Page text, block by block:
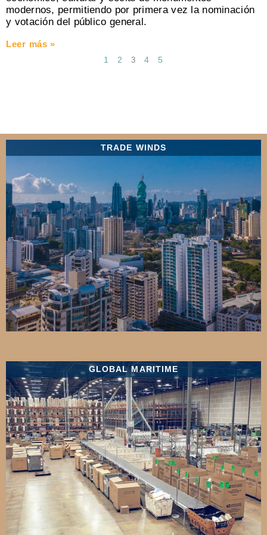
modernos, permitiendo por primera vez la nominación
y votación del público general.
Leer más »
1 2 3 4 5
TRADE WINDS
GLOBAL MARITIME